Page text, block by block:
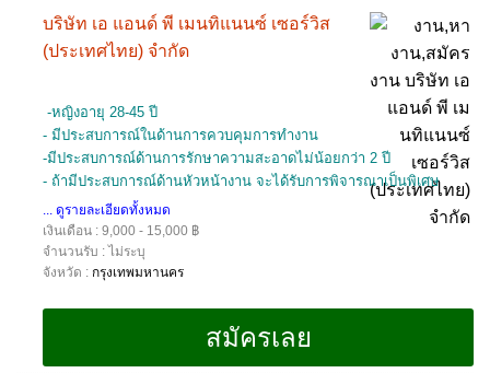
บริษัท เอ แอนด์ พี เมนทิแนนซ์ เซอร์วิส
(ประเทศไทย) จำกัด
-หญิงอายุ 28-45 ปี
- มีประสบการณ์ในด้านการควบคุมการทำงาน
-มีประสบการณ์ด้านการรักษาความสะอาดไม่น้อยกว่า 2 ปี
- ถ้ามีประสบการณ์ด้านหัวหน้างาน จะได้รับการพิจารณาเป็นพิเศษ
... ดูรายละเอียดทั้งหมด
เงินเดือน : 9,000 - 15,000 ฿
จำนวนรับ : ไม่ระบุ
จังหวัด : กรุงเทพมหานคร